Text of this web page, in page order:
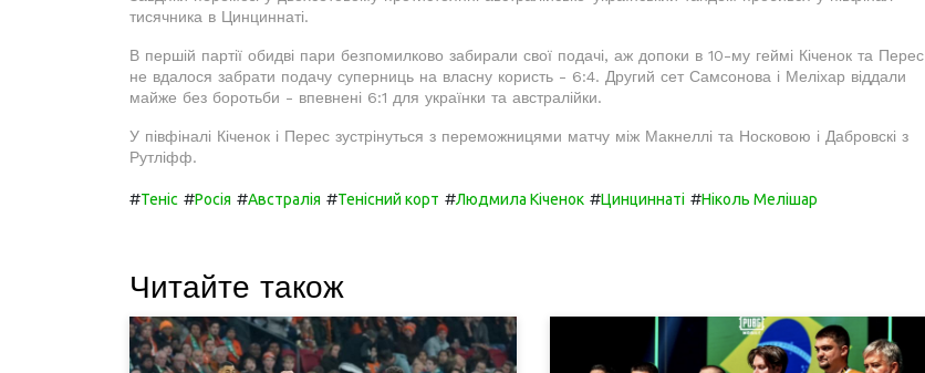
тисячника в Цинциннаті.
В першій партії обидві пари безпомилково забирали свої подачі, аж допоки в 10-му геймі Кіченок та Перес
не вдалося забрати подачу суперниць на власну користь - 6:4. Другий сет Самсонова і Меліхар віддали
майже без боротьби - впевнені 6:1 для українки та австралійки.
У півфіналі Кіченок і Перес зустрінуться з переможницями матчу між Макнеллі та Носковою і Дабровскі з
Рутліфф.
#Теніс #Росія #Австралія #Тенісний корт #Людмила Кіченок #Цинциннаті #Ніколь Мелішар
Читайте також